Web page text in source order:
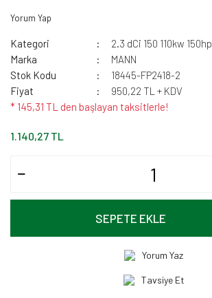
Yorum Yap
Kategori
2.3 dCi 150 110kw 150hp
Marka
MANN
Stok Kodu
18445-FP2418-2
Fiyat
950,22 TL + KDV
* 145,31 TL den başlayan taksitlerle!
1.140,27 TL
SEPETE EKLE
Yorum Yaz
Tavsiye Et